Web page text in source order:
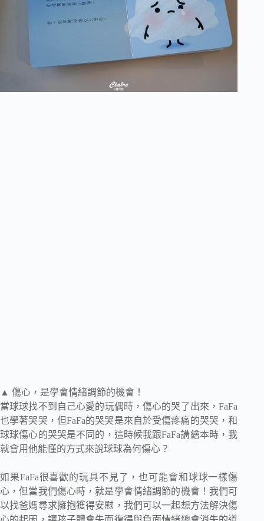
▲ 傷心，是學會情緒調節的機會！
當球球找不到自己心愛的玩偶時，傷心的哭了出來，FaFa
也學著哭哭，但FaFa的哭哭是來自於受傷疼痛的哭哭，和
球球傷心的哭哭是不同的，這時候我跟FaFa講繪本時，我
就會用他能懂的方式來說球球為何傷心？
如果FaFa很喜歡的玩具不見了，也可能會和球球一樣傷
心，但當我們傷心時，就是學會情緒調節的機會！我們可
以找爸媽尋求擁抱獲得安慰，我們可以一起想方法解決傷